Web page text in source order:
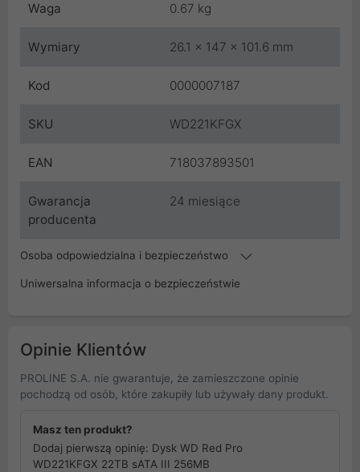
Waga 0.67 kg
Wymiary 26.1 x 147 x 101.6 mm
Kod 0000007187
SKU WD221KFGX
EAN 718037893501
Gwarancja
producenta
24 miesiące
Osoba odpowiedzialna i bezpieczeństwo
Uniwersalna informacja o bezpieczeństwie
Opinie Klientów
PROLINE S.A. nie gwarantuje, że zamieszczone opinie
pochodzą od osób, które zakupiły lub używały dany produkt.
Masz ten produkt?
Dodaj pierwszą opinię: Dysk WD Red Pro
WD221KFGX 22TB sATA III 256MB